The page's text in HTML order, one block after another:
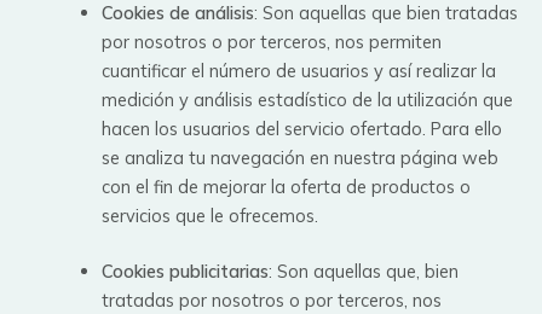
Cookies de análisis: Son aquellas que bien tratadas
por nosotros o por terceros, nos permiten
cuantificar el número de usuarios y así realizar la
medición y análisis estadístico de la utilización que
hacen los usuarios del servicio ofertado. Para ello
se analiza tu navegación en nuestra página web
con el fin de mejorar la oferta de productos o
servicios que le ofrecemos.
Cookies publicitarias: Son aquellas que, bien
tratadas por nosotros o por terceros, nos